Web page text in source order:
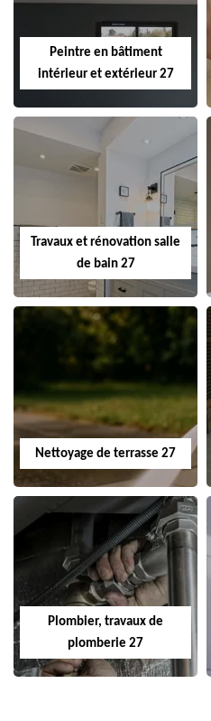
Peintre en bâtiment
intérieur et extérieur 27
Travaux et rénovation salle
de bain 27
Nettoyage de terrasse 27
Plombier, travaux de
plomberie 27